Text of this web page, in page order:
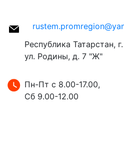
Республика Татарстан,
ул. Родины, д. 7 "Ж"
Пн-Пт с 8.00-17.00,
Сб 9.00-12.00